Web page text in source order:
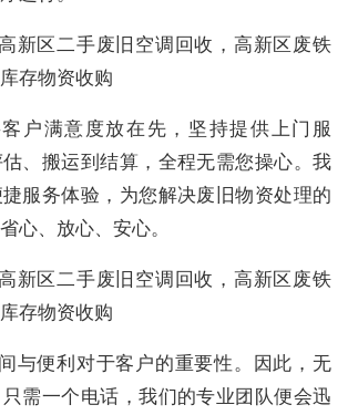
新区二手废旧空调回收，高新区废铁
存物资收购
户满意度放在先，坚持提供上门服
、搬运到结算，全程无需您操心。我
服务体验，为您解决废旧物资处理的
心、放心、安心。
新区二手废旧空调回收，高新区废铁
存物资收购
与便利对于客户的重要性。因此，无
需一个电话，我们的专业团队便会迅